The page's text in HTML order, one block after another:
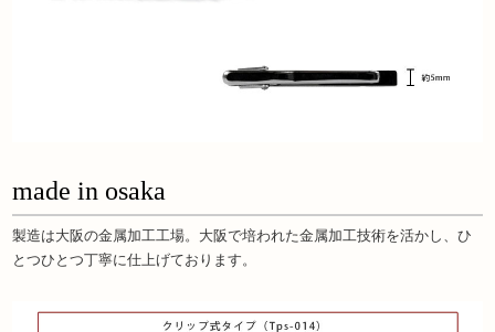
made in osaka
製造は大阪の金属加工工場。大阪で培われた金属加工技術を活かし、ひ
とつひとつ丁寧に仕上げております。